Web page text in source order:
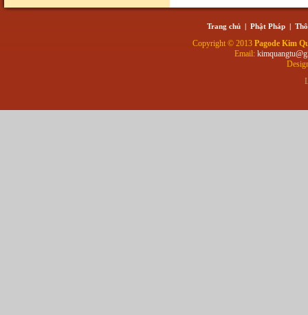
Trang chủ | Phật Pháp |
Copyright © 2013 Pagode Kim
Email: